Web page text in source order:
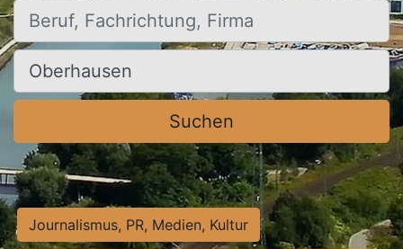
Beruf, Fachrichtung, Firma
Ort, Stadt
Suchen
Journalismus, PR, Medien, Kultur